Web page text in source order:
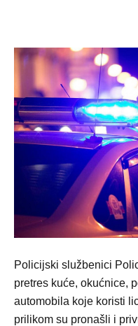
Policijski službenici
pretres kuće, okućnice,
automobila koje koristi
prilikom su pronašli i